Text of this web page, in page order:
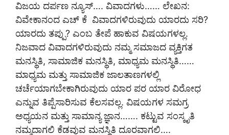
ವಿಜಯ ದರ್ಪಣ ನ್ಯೂಸ್…. ವಿವಾದಗಳು…… ಲೇಖನ:
ವಿವೇಕಾನಂದ ಎಚ್ ಕೆ ವಿವಾದಗಳಿರುವುದು ಯಾರದು ಸರಿ?
ಯಾರದು ತಪ್ಪು? ಎಂಬ ತೇಪೆ ಹಾಕುವ ವಿಷಯಗಳಲ್ಲ.
ನಿಜವಾದ ವಿವಾದಗಳಿರುವುದು ನಮ್ಮ ಸಮಾಜದ ವ್ಯಕ್ತಿಗತ
ಮನಸ್ಥಿತಿ, ಸಾಮಾಜಿಕ ಮನಸ್ಥಿತಿ, ಮಾಧ್ಯಮ ಮನಸ್ಥಿತಿ……
ಮಾಧ್ಯಮ ಮತ್ತು ಸಾಮಾಜಿಕ ಜಾಲತಾಣಗಳಲ್ಲಿ
ಚರ್ಚೆಯಾಗಬೇಕಾಗಿರುವುದು ಯಾರ ಪರ ಯಾರ ವಿರೋಧ
ಎನ್ನುವ ತಿಪ್ಪೆಸಾರಿಸುವ ಕೆಲಸವಲ್ಲ. ವಿಷಯಗಳ ಸಮಗ್ರ
ಅಧ್ಯಯನ ಮತ್ತು ಸಾಮಾನ್ಯ ಜ್ಞಾನ……. ಕಟ್ಟುವ ಸಂಸ್ಕೃತಿ
ನಮ್ಮದಾಗಲಿ ಕೆಡವುವ ಮನಸ್ಥಿತಿ ದೂರವಾಗಲಿ….